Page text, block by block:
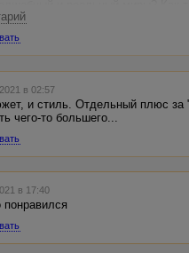
важную деталь? И еще один
волшебства. Это хорошо
Читатель вроде уже все
что это лейтмотив рассказа,
:) Но в целом вышло очень и
в 02:57
и стиль. Отдельный плюс за
чего-то большего...
в 17:40